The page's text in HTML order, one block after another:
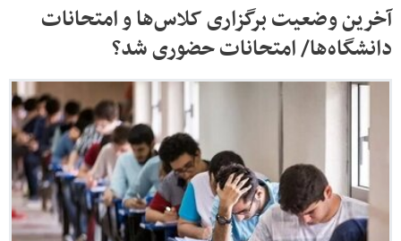
آخرین وضعیت برگزاری کلاس‌ها و امتحانات
دانشگاه‌ها/ امتحانات حضوری شد؟